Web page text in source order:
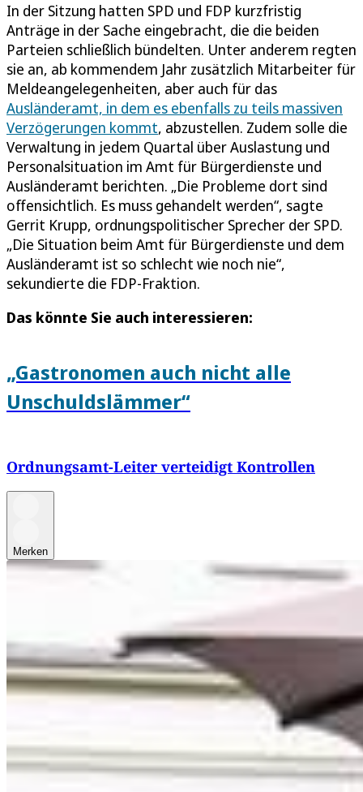
In der Sitzung hatten SPD und FDP kurzfristig
Anträge in der Sache eingebracht, die die beiden
Parteien schließlich bündelten. Unter anderem regten
sie an, ab kommendem Jahr zusätzlich Mitarbeiter für
Meldeangelegenheiten, aber auch für das
Ausländeramt, in dem es ebenfalls zu teils massiven
Verzögerungen kommt, abzustellen. Zudem solle die
Verwaltung in jedem Quartal über Auslastung und
Personalsituation im Amt für Bürgerdienste und
Ausländeramt berichten. „Die Probleme dort sind
offensichtlich. Es muss gehandelt werden“, sagte
Gerrit Krupp, ordnungspolitischer Sprecher der SPD.
„Die Situation beim Amt für Bürgerdienste und dem
Ausländeramt ist so schlecht wie noch nie“,
sekundierte die FDP-Fraktion.
Das könnte Sie auch interessieren:
„Gastronomen auch nicht alle
Unschuldslämmer“
Ordnungsamt-Leiter verteidigt Kontrollen
Merken